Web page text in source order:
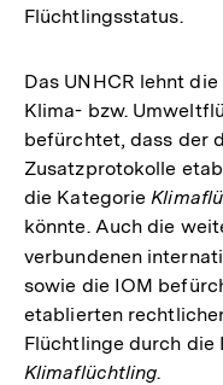
Flüchtlingsstatus.
Das UNHCR lehnt
Klima- bzw.
befürchtet, dass der
Zusatzprotokolle
die Kategorie
könnte. Auch die
verbundenen
sowie die IOM
etablierten
Flüchtlinge durch die
Klimaflüchtling.